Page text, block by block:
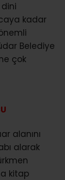
kadar
Belediye
çok
alanını
alarak
kitap